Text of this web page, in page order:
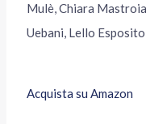
Mulè, Chiara
Uebani, Lello
Acquista su Amazon